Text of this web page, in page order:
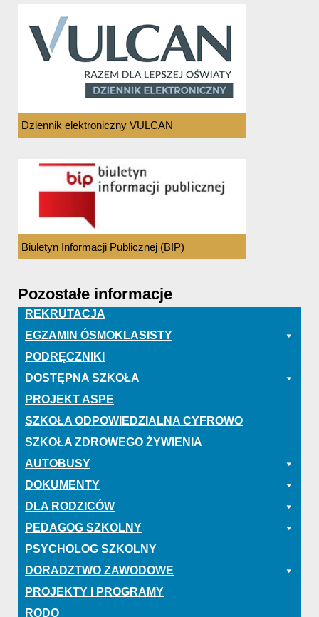
Dziennik elektroniczny VULCAN
Biuletyn Informacji Publicznej (BIP)
Pozostałe informacje
REKRUTACJA
EGZAMIN ÓSMOKLASISTY
PODRĘCZNIKI
DOSTĘPNA SZKOŁA
PROJEKT ASPE
SZKOŁA ODPOWIEDZIALNA CYFROWO
SZKOŁA ZDROWEGO ŻYWIENIA
AUTOBUSY
DOKUMENTY
DLA RODZICÓW
PEDAGOG SZKOLNY
PSYCHOLOG SZKOLNY
DORADZTWO ZAWODOWE
PROJEKTY I PROGRAMY
RODO